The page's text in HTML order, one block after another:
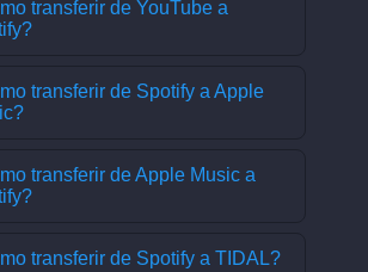
transferir de YouTube a
transferir de Spotify a Apple
transferir de Apple Music a
transferir de Spotify a TIDAL?